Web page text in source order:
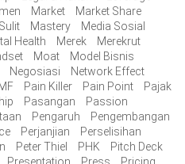
Market
Market Share
Mastery
Media Sosial
Health Merek
Merekrut
Moat
Model Bisnis
Negosiasi
Network Effect
Pain Killer Pain Point
Pajak
Pasangan
Passion
Pengaruh
Pengembangan
Perjanjian
Perselisihan
Peter Thiel PHK
Pitch Deck